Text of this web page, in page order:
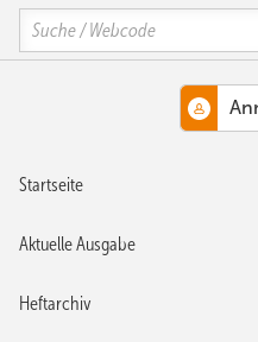
MENÜ
Webinare
Search
Startseite
Aktuelle Ausgabe
Heftarchiv